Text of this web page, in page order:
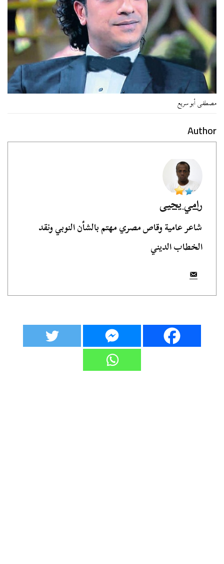
مصطفى أبو سريع
Author
رامي يحيى
شاعر عامية وقاص مصري مهتم بالشأن النوبي ونقد
الخطاب الديني